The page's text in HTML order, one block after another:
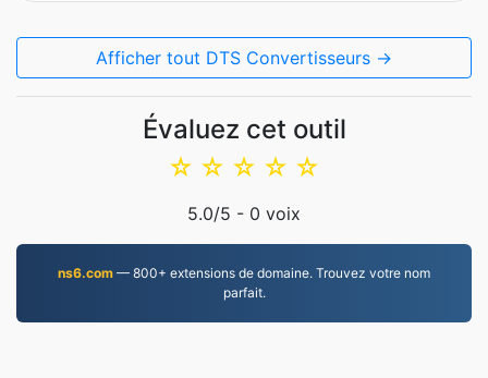
Afficher tout DTS Convertisseurs →
Évaluez cet outil
☆
☆
☆
☆
☆
5.0/5 - 0 voix
ns6.com — 800+ extensions de domaine. Trouvez votre nom
parfait.